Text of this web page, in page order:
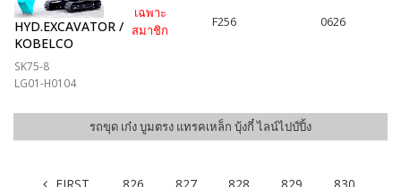
HYD.EXCAVATOR /
KOBELCO
SK75-8
LG01-H0104
เฉพาะ
สมาชิก
F256 0626
รถขุด เก๋ง บูมตรง แทรคเหล็ก บุ้งกี๋ ไลน์ไปป์ปิ้ง
Previous